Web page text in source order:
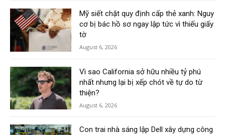
Mỹ siết chặt quy định cấp thẻ xanh: Nguy
cơ bị bác hồ sơ ngay lập tức vì thiếu giấy
tờ
August 6, 2026
Vì sao California sở hữu nhiều tỷ phú
nhất nhưng lại bị xếp chót về tự do từ
thiện?
August 6, 2026
Con trai nhà sáng lập Dell xây dựng công